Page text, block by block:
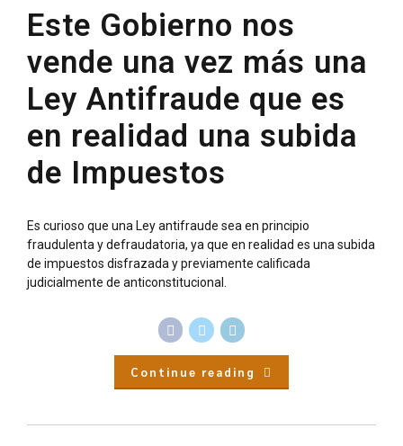
Este Gobierno nos
vende una vez más una
Ley Antifraude que es
en realidad una subida
de Impuestos
Es curioso que una Ley antifraude sea en principio
fraudulenta y defraudatoria, ya que en realidad es una subida
de impuestos disfrazada y previamente calificada
judicialmente de anticonstitucional.
Continue reading